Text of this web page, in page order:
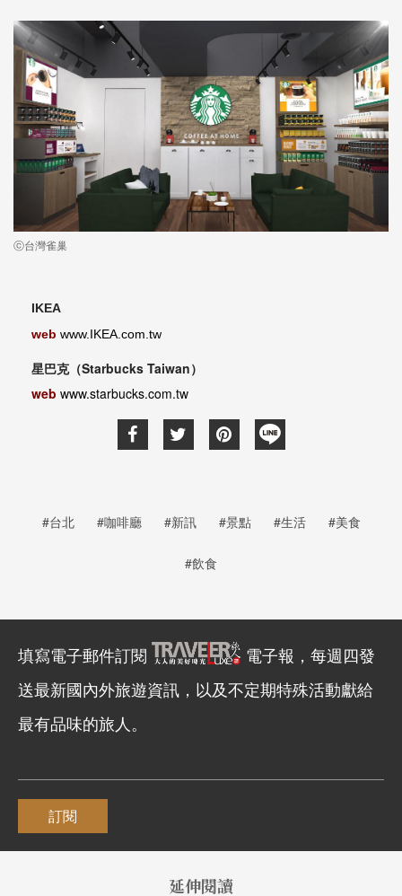
ⓒ台灣雀巢
IKEA
web www.IKEA.com.tw
星巴克（Starbucks Taiwan）
web www.starbucks.com.tw
#台北 #咖啡廳 #新訊 #景點 #生活 #美食
#飲食
填寫電子郵件訂閱
電子報，每週四發
送最新國內外旅遊資訊，以及不定期特殊活動獻給
最有品味的旅人。
訂閱
延伸閱讀